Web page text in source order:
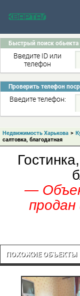
Быстрый поиск
Введите ID или
телефон
Проверить телефон
Введите телефон:
Недвижимость Харькова >
салтовка, благодатная
—
продан
ПОХОЖИЕ ОБЪЕКТЫ